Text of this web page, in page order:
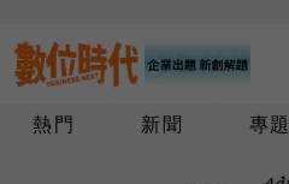
熱門 新聞 專題